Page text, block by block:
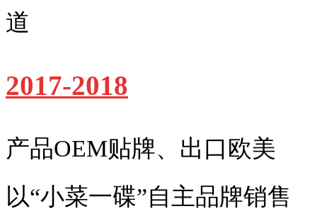
道
2017-2018
产品OEM贴牌、出口欧美
以“小菜一碟”自主品牌销售